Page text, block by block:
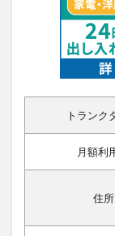
トランク
月額利
住所